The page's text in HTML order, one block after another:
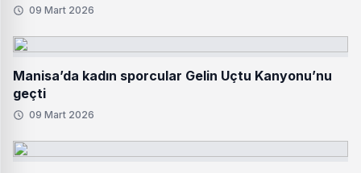
09 Mart 2026
Manisa’da kadın sporcular Gelin Uçtu Kanyonu’nu
geçti
09 Mart 2026